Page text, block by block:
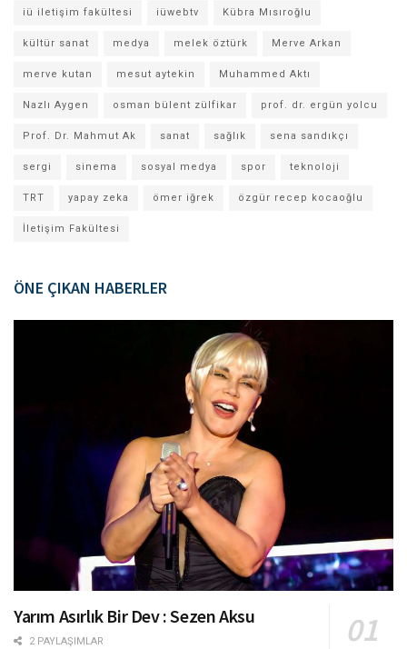
iü iletişim fakültesi iüwebtv Kübra Mısıroğlu
kültür sanat medya melek öztürk Merve Arkan
merve kutan mesut aytekin Muhammed Aktı
Nazlı Aygen osman bülent zülfikar prof. dr. ergün yolcu
Prof. Dr. Mahmut Ak sanat sağlık sena sandıkçı
sergi sinema sosyal medya spor teknoloji
TRT yapay zeka ömer iğrek özgür recep kocaoğlu
İletişim Fakültesi
ÖNE ÇIKAN HABERLER
Yarım Asırlık Bir Dev : Sezen Aksu
2 PAYLAŞIMLAR